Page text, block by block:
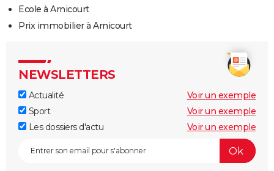
Ecole à Arnicourt
Prix immobilier à Arnicourt
NEWSLETTERS
Actualité
Voir un exemple
Sport
Voir un exemple
Les dossiers d'actu
Voir un exemple